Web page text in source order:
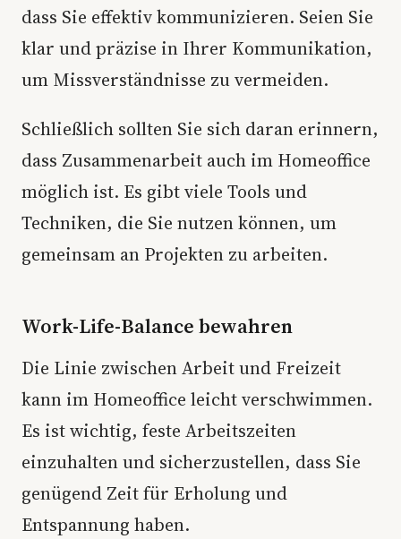
dass Sie effektiv kommunizieren. Seien Sie
klar und präzise in Ihrer Kommunikation,
um Missverständnisse zu vermeiden.
Schließlich sollten Sie sich daran erinnern,
dass Zusammenarbeit auch im Homeoffice
möglich ist. Es gibt viele Tools und
Techniken, die Sie nutzen können, um
gemeinsam an Projekten zu arbeiten.
Work-Life-Balance bewahren
Die Linie zwischen Arbeit und Freizeit
kann im Homeoffice leicht verschwimmen.
Es ist wichtig, feste Arbeitszeiten
einzuhalten und sicherzustellen, dass Sie
genügend Zeit für Erholung und
Entspannung haben.